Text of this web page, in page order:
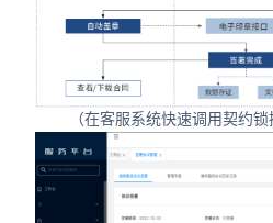
（在客服系统快速调用契约